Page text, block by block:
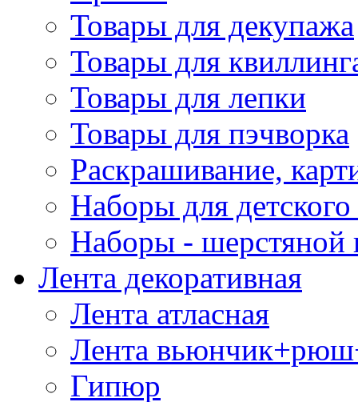
Товары для декупажа
Товары для
Товары для лепки
Товары для пэчворка
Раскрашивание,
Наборы для
Наборы - шерстяной
Лента декоративная
Лента атласная
Лента
Гипюр